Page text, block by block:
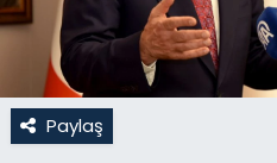
Paylaş
Nöbetçi Eczaneler
Otomobil Dünyası
Politika